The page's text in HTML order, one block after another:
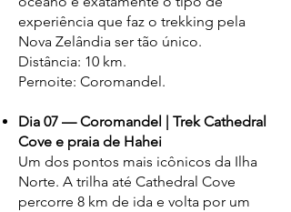
experiência que faz o trekking pela
Nova Zelândia ser tão único.
Distância: 10 km.
Pernoite: Coromandel.
Dia 07 — Coromandel | Trek Cathedral
Cove e praia de Hahei
Um dos pontos mais icônicos da Ilha
Norte. A trilha até Cathedral Cove
percorre 8 km de ida e volta por um